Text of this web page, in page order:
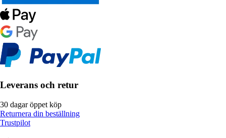
Leverans och retur
30 dagar öppet köp
Returnera din beställning
Trustpilot